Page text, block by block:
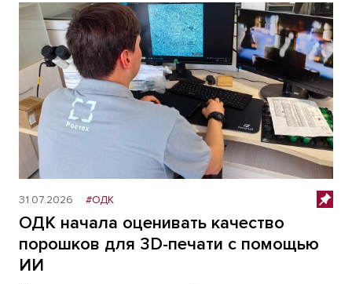
31.07.2026 #ОДК
ОДК начала оценивать качество
порошков для 3D-печати с помощью
ИИ